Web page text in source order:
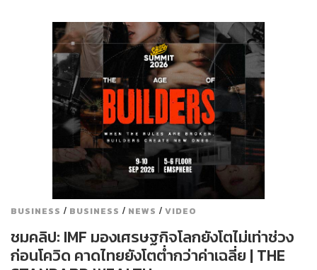
BUSINESS / BUSINESS / NEWS / VIDEO
ชมคลิป: IMF มองเศรษฐกิจโลกยังโตไม่เท่าช่วง
ก่อนโควิด คาดไทยยังโตต่ำกว่าค่าเฉลี่ย | THE